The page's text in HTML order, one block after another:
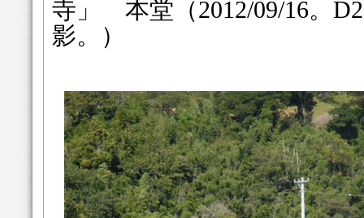
寺」 本堂（2012/09/16。
影。）